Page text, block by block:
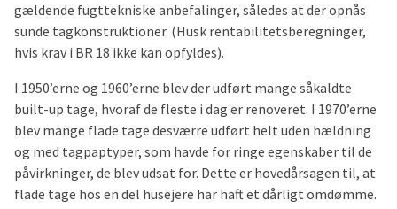
gældende fugttekniske anbefalinger, således at der opnås
sunde tagkonstruktioner. (Husk rentabilitetsberegninger,
hvis krav i BR 18 ikke kan opfyldes).
I 1950’erne og 1960’erne blev der udført mange såkaldte
built-up tage, hvoraf de fleste i dag er renoveret. I 1970’erne
blev mange flade tage desværre udført helt uden hældning
og med tagpaptyper, som havde for ringe egenskaber til de
påvirkninger, de blev udsat for. Dette er hovedårsagen til, at
flade tage hos en del husejere har haft et dårligt omdømme.